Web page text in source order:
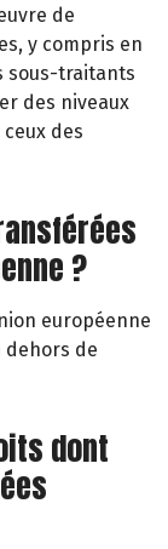
de
y compris en
sous-traitants
des niveaux
des
?
européenne
dehors de
dont